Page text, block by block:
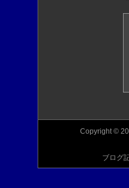
Copyright ©
ブログ